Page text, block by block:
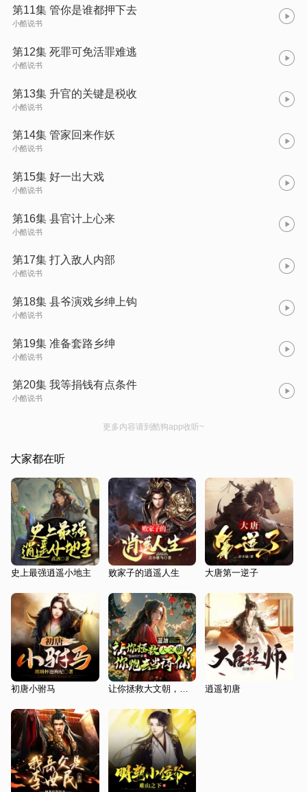
第11集 管你是谁都押下去
小酷说书
第12集 死罪可免活罪难逃
小酷说书
第13集 升官的关键是税收
小酷说书
第14集 管家回来作妖
小酷说书
第15集 好一出大戏
小酷说书
第16集 县官计上心来
小酷说书
第17集 打入敌人内部
小酷说书
第18集 县爷演戏乡绅上钩
小酷说书
第19集 准备套路乡绅
小酷说书
第20集 我等捐钱有点条件
小酷说书
更多内容请到酷狗app收听~
大家都在听
史上最强逍遥小地主 败家子的逍遥人生 大唐第一逆子
初唐小驸马 逍遥初唐